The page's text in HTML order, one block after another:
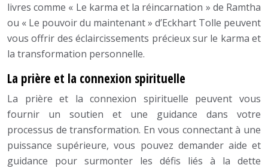
livres comme « Le karma et la réincarnation » de Ramtha
ou « Le pouvoir du maintenant » d’Eckhart Tolle peuvent
vous offrir des éclaircissements précieux sur le karma et
la transformation personnelle.
La prière et la connexion spirituelle
La prière et la connexion spirituelle peuvent vous
fournir un soutien et une guidance dans votre
processus de transformation. En vous connectant à une
puissance supérieure, vous pouvez demander aide et
guidance pour surmonter les défis liés à la dette